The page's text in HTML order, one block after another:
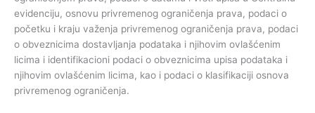
evidenciju, osnovu privremenog ograničenja prava, podaci o
početku i kraju važenja privremenog ograničenja prava, podaci
o obveznicima dostavljanja podataka i njihovim ovlašćenim
licima i identifikacioni podaci o obveznicima upisa podataka i
njihovim ovlašćenim licima, kao i podaci o klasifikaciji osnova
privremenog ograničenja.